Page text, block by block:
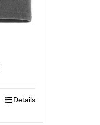
Details